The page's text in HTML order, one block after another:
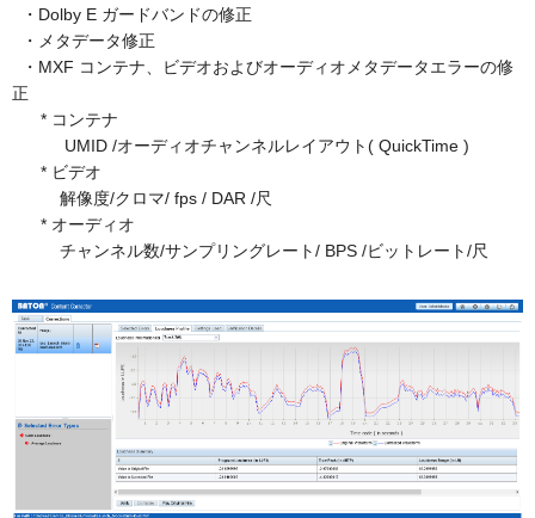
・Dolby E ガードバンドの修正
・メタデータ修正
・MXF コンテナ、ビデオおよびオーディオメタデータエラーの修
正
* コンテナ
UMID /オーディオチャンネルレイアウト( QuickTime )
* ビデオ
解像度/クロマ/ fps / DAR /尺
* オーディオ
チャンネル数/サンプリングレート/ BPS /ビットレート/尺